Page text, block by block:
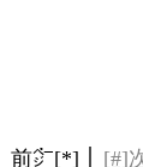
前㌻[*]｜ [#]